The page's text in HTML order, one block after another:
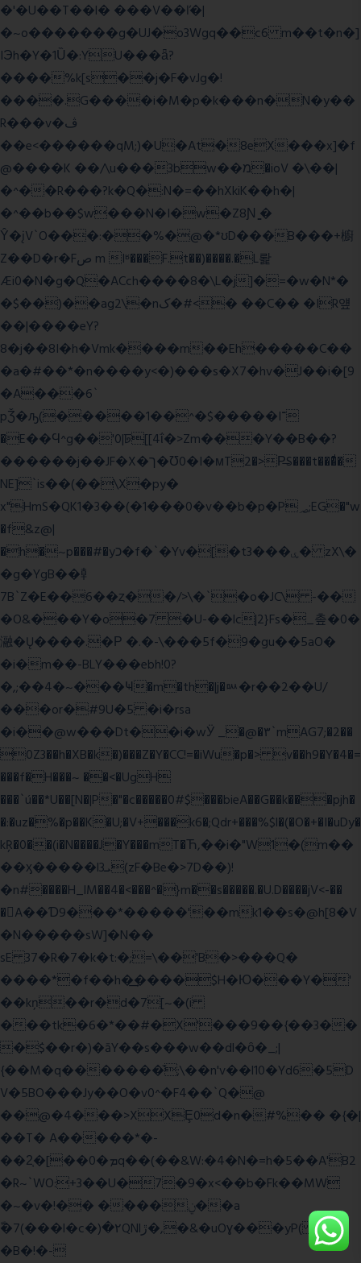
�'�U��T��l� ���V��ľ�|
�~o�������g�UJ�o3Wgq��c6 m��t�n�]
IЭh�Y�1Ȕ�:YU���ǟ?
����%k[s��j�F�vJg�!
����.G����i�M�p�k���n�N�y��
R���v�ڤ
��e<������qM;)�U�At�8eX���x]�f
@����K ��/\u���3bw��מ�ioV �\��|
�^��R���?k�Q�:N�=��hXkiK��h�|
�^��b��$w���N�I�w�Z8Ɲ ͚�
Ŷ�įV`O���:��%�@�*ʊD���B���+櫥
Z��D�r�Fص m Iʶ���F.t��)����.�L뢅
Æi0�N�g�Q�ACch����8�\L�j]�=�w�N*�
�$��)��ag2\�nک�#<� ��C�� �IR얲
��|����eY?
8�j��8I�h�Vmk����m��Eh�����C��
�a�#��*�n����y<�)���s�X7�hv�J��i�[9
�A���6`
pǮ�ԡ(�����1��^�$�����I־
�E��Ϥ^g��'0|ꠓ[[4ΐ�>Zm���Y��B��?
������j��JF�X�ך�Ʊ0�I�мT2�>P̶S���t���ͩ�
NE]`is��(��\X�py�
x"HmS�QK1�3��(�1���0�v��b�p�P؃;EG�"w
�f&z@|
�h�~p���#�yכ�f�`�Yv�[�t3���ۑ� zX\�
�g�YgB��龺
7B`Z�E��6��ȥ��/>\�`�o�JC\ -��
�O&���Y�o�7 �U-��lc|2}Fs�_촢�0�
瀜�Ų����.�Ρ �.�-\���5f�9�gu��5aO�
�i�m��-BLY���ebh!0?
�,;��4�~���Ҹ�m�th�|j�ᇞ�r��2��U/
���or�#9U�5 �i�rsa
�i��@w���Dt��i�wӰ _�@�٣`mAG7;�2��
0Z3��h�XB�k�)���Z�Y�CC!=�iWu�p�> v��h9�Y�4�=
���f�H���~ ��<�UgH
���`ú��*U��[N�|P�"�c�����0#$���bieA��G��k���pjh�
�:�uz�%�p��K�U;�V+���k6�;Qdr+���%$l�(�O�+�I�uDy�
kŖ�0��(i�N����J�Y���mT�Ћ,��i�"W1�(m��
��ӽ�����l3ܝ(zF�Be�>7D��)!
�n#����H_lM��4�<���^�}m��s�����.�U.D����jV<-��
�A��Ɗ9���*�����'��mk1��s�@h[8�V
�N�����sW]�N��
sE 37�R�7�k�t:�;=\��'B�>���Q�
����*�f��h�͢����$H�Ю���Y�'
��kņ��r�d�7[~�(i
���tk�6�*��#�X'���9��{��3��
�$��r�)�āY��s���w��dl�ȏ�_;|
{��M�q�������̆;\��n'v��l10�Yd6�5D
V�5BO���Jy��O�v0^�F4��`Q�@
��@�4���>XXȨ0d�n�#%�� �{�|
��T� A�����*�-
��2͔�[��0�ܡq��(��&W:�4�N�=h�5��A'B2
�R~`WO:+3��U�7�9�x<��b�Fk��MW
�~�v�!�� ����ݧ��a
ّ�7(���l�c�)�۲QNlڙ�,�&�uOɣ���yP( z�D|
�B�!�-